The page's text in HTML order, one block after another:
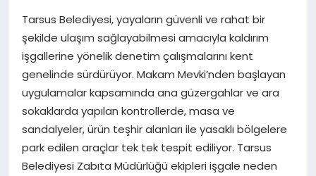
EĞITIM
EKONOMI
MAGAZIN
Tarsus Belediyesi, yayaların güvenli ve rahat bir
şekilde ulaşım sağlayabilmesi amacıyla kaldırım
işgallerine yönelik denetim çalışmalarını kent
genelinde sürdürüyor. Makam Mevki’nden başlayan
uygulamalar kapsamında ana güzergahlar ve ara
sokaklarda yapılan kontrollerde, masa ve
sandalyeler, ürün teşhir alanları ile yasaklı bölgelere
park edilen araçlar tek tek tespit ediliyor. Tarsus
Belediyesi Zabıta Müdürlüğü ekipleri işgale neden